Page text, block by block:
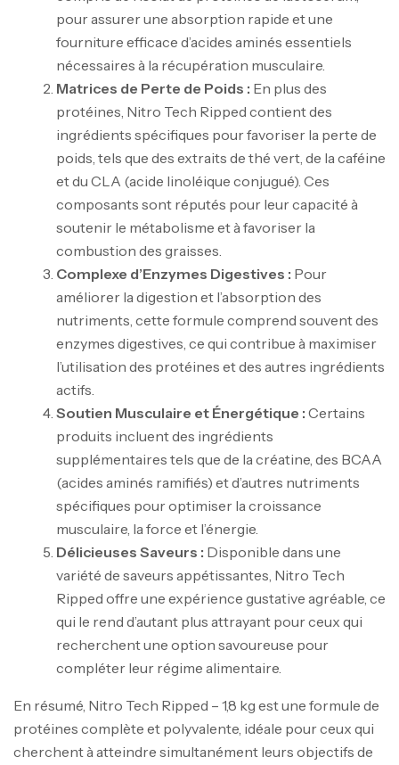
pour assurer une absorption rapide et une
fourniture efficace d’acides aminés essentiels
nécessaires à la récupération musculaire.
Matrices de Perte de Poids : En plus des
protéines, Nitro Tech Ripped contient des
ingrédients spécifiques pour favoriser la perte de
poids, tels que des extraits de thé vert, de la caféine
et du CLA (acide linoléique conjugué). Ces
composants sont réputés pour leur capacité à
soutenir le métabolisme et à favoriser la
combustion des graisses.
Complexe d’Enzymes Digestives : Pour
améliorer la digestion et l’absorption des
nutriments, cette formule comprend souvent des
enzymes digestives, ce qui contribue à maximiser
l’utilisation des protéines et des autres ingrédients
actifs.
Soutien Musculaire et Énergétique : Certains
produits incluent des ingrédients
supplémentaires tels que de la créatine, des BCAA
(acides aminés ramifiés) et d’autres nutriments
spécifiques pour optimiser la croissance
musculaire, la force et l’énergie.
Délicieuses Saveurs : Disponible dans une
variété de saveurs appétissantes, Nitro Tech
Ripped offre une expérience gustative agréable, ce
qui le rend d’autant plus attrayant pour ceux qui
recherchent une option savoureuse pour
compléter leur régime alimentaire.
En résumé, Nitro Tech Ripped – 1,8 kg est une formule de
protéines complète et polyvalente, idéale pour ceux qui
cherchent à atteindre simultanément leurs objectifs de
Biotech USA
CREATINE
د.ت126